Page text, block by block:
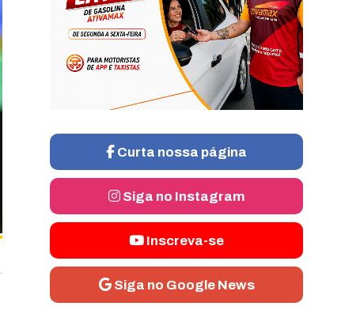
Curta nossa página
Siga no Instagram
Inscreva-se
Siga no Google News